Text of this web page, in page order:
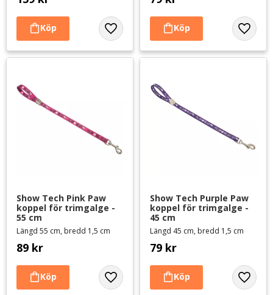
Lägg till i favoriter Lägg
Show Tech Pink Paw
koppel för trimgalge -
55 cm
Längd 55 cm, bredd 1,5 cm
89 kr
Lägg till i favoriter
Show Tech Purple Paw
koppel för trimgalge -
45 cm
Längd 45 cm, bredd 1,5 cm
79 kr
Lägg